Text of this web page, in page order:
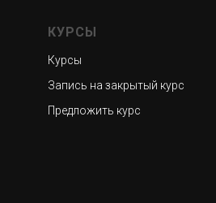
КУРСЫ
Курсы
Запись на закрытый курс
Предложить курс